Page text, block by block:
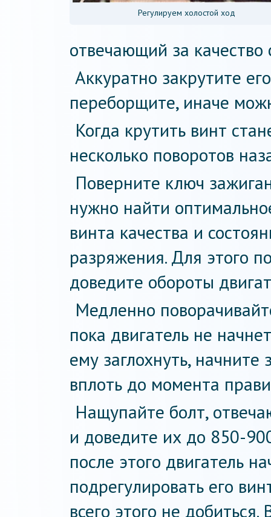
Регулируем холостой ход
отвечающий за качество
Аккуратно закрутите
переборщите, иначе
Когда крутить винт
несколько поворотов
Поверните ключ
нужно найти
винта качества и
разряжения. Для этого
доведите обороты
Медленно
пока двигатель не
ему заглохнуть, начните
вплоть до момента
Нащупайте болт,
и доведите их до 850-
после этого двигатель
подрегулировать его
всего этого не